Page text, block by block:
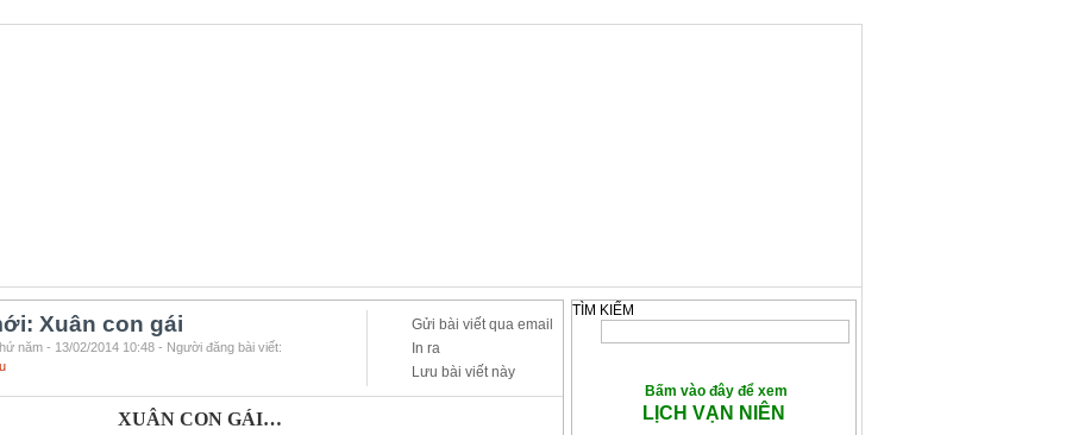
Gửi bài viết qua email
In ra
Lưu bài viết này
Xuân con gái
năm - 13/02/2014 10:48 - Người đăng bài viết:
XUÂN CON GÁI…
TÌM KIẾM
Bấm vào đây để xem
LỊCH VẠN NIÊN